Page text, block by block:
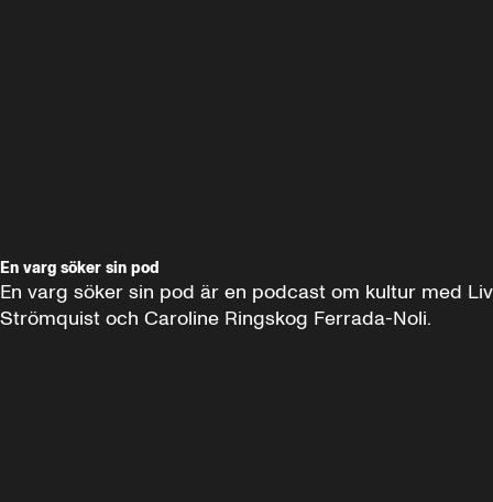
En varg söker sin pod
En varg söker sin pod är en podcast om kultur med Liv
Strömquist och Caroline Ringskog Ferrada-Noli.